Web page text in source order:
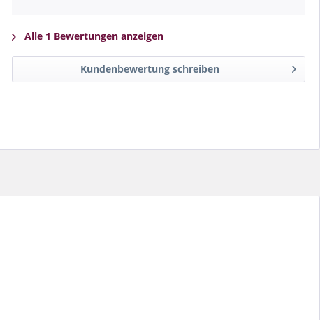
Alle 1 Bewertungen anzeigen
Kundenbewertung schreiben